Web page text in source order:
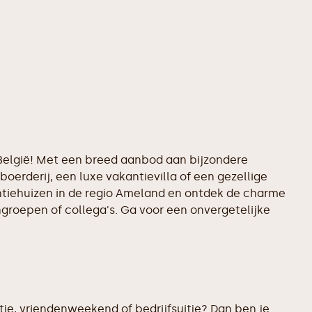
Met een breed aanbod aan bijzondere
een luxe vakantievilla of een gezellige
in de regio Ameland en ontdek de charme
of collega's. Ga voor een onvergetelijke
vriendenweekend of bedrijfsuitje? Dan ben je